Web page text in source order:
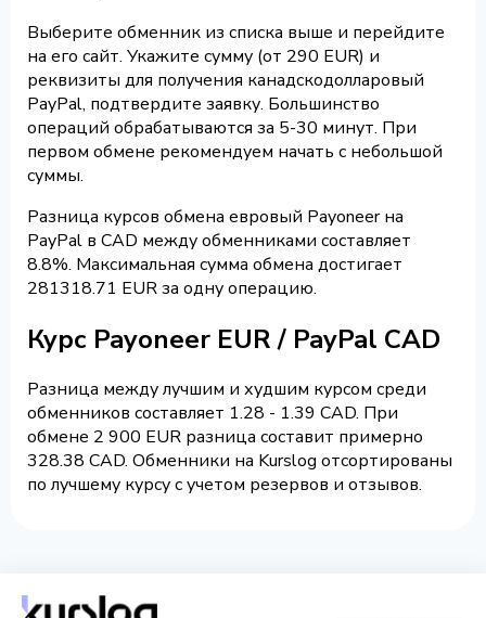
Выберите обменник из списка выше и перейдите
на его сайт. Укажите сумму (от 290 EUR) и
реквизиты для получения канадскодолларовый
PayPal, подтвердите заявку. Большинство
операций обрабатываются за 5-30 минут. При
первом обмене рекомендуем начать с небольшой
суммы.
Разница курсов обмена евровый Payoneer на
PayPal в CAD между обменниками составляет
8.8%. Максимальная сумма обмена достигает
281318.71 EUR за одну операцию.
Курс Payoneer EUR / PayPal CAD
Разница между лучшим и худшим курсом среди
обменников составляет 1.28 - 1.39 CAD. При
обмене 2 900 EUR разница составит примерно
328.38 CAD. Обменники на Kurslog отсортированы
по лучшему курсу с учетом резервов и отзывов.